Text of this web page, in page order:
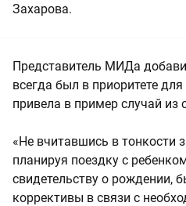
Захарова.
Представитель МИДа
всегда был в приоритете
привела в пример случай из
«Не вчитавшись в тонкости
планируя поездку с
свидетельству о рождении,
коррективы в связи с